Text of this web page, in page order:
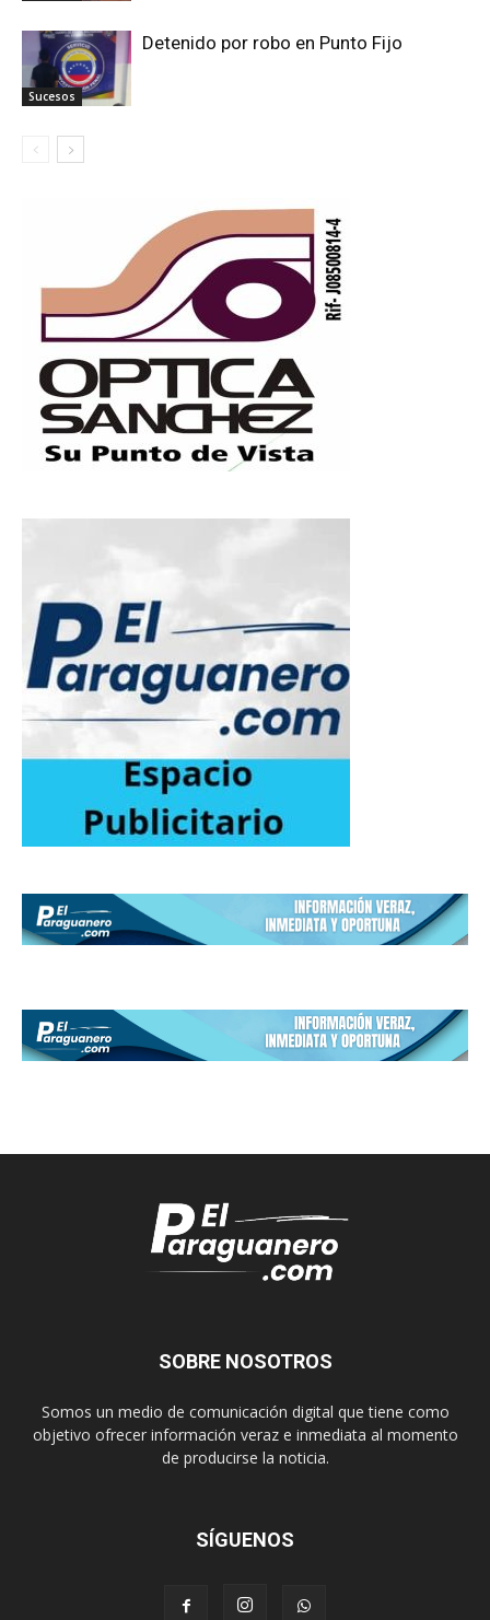
Sucesos
Detenido por robo en Punto Fijo
SOBRE NOSOTROS
Somos un medio de comunicación digital que tiene como
objetivo ofrecer información veraz e inmediata al momento
de producirse la noticia.
SÍGUENOS